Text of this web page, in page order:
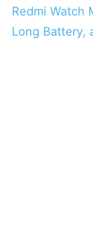
Redmi Watch
Long Battery,